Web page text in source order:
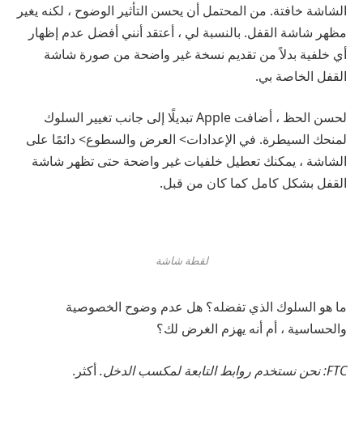
الشاشة خافتة. من المحتمل أن يحسن التأثير الوضوح ، لكنه يغير
مظهر شاشة القفل. بالنسبة لي ، أعتقد أنني أفضل عدم إظهار
أي خلفية بدلاً من تقديم نسخة غير واضحة من صورة شاشة
القفل الخاصة بي.
لحسن الحظ ، أضافت Apple تبديلًا إلى جانب تغيير السلوك
لمنحك السيطرة. في الإعدادات> العرض والسطوع> دائمًا على
الشاشة ، يمكنك تعطيل خلفيات غير واضحة حتى تظهر شاشة
القفل بشكل كامل كما كان من قبل.
لقطة شاشة
ما هو السلوك الذي تفضله؟ هل عدم وضوح الخصوصية
والحساسية ، أم أنه يهزم الغرض لك؟
FTC: نحن نستخدم روابط التابعة لمكسب الدخل. أكثر.